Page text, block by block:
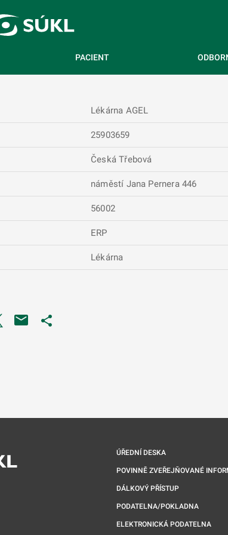
PACIENT
Lékárna AGEL
25903659
Česká Třebová
náměstí Jana Pernera 446
56002
ERP
Lékárna
na nové kartě
se otevře na nové kartě
Odkaz se otevře na nové kartě
ÚŘEDNÍ DESKA
POVINNĚ ZVEŘEJŇOVANÉ
DÁLKOVÝ PŘÍSTUP
PODATELNA/POKLADNA
ELEKTRONICKÁ PODATELNA